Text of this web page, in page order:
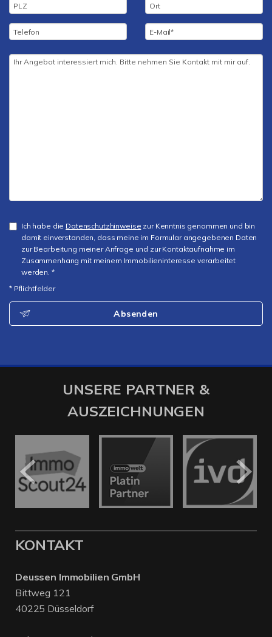
Ich habe die Datenschutzhinweise zur Kenntnis genommen und bin
damit einverstanden, dass meine im Formular angegebenen Daten
zur Bearbeitung meiner Anfrage und zur Kontaktaufnahme im
Zusammenhang mit meinem Immobilieninteresse verarbeitet
werden. *
* Pflichtfelder
Absenden
UNSERE PARTNER &
AUSZEICHNUNGEN
KONTAKT
Deussen Immobilien GmbH
Bittweg 121
40225 Düsseldorf